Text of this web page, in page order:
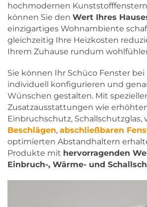
hochmodernen
können Sie den Wert Ihres
einzigartiges Wohnambiente
gleichzeitig Ihre Heizkosten
Ihrem Zuhause rundum
Sie können Ihr Schüco Fenster
individuell konfigurieren und
Wünschen gestalten. Mit
Zusatzausstattungen wie
Einbruchschutz, Schallschutzglas,
Beschlägen, abschließbaren
optimierten Abstandhaltern
Produkte mit hervorragenden
Einbruch-, Wärme- und